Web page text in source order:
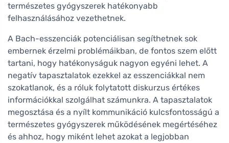
természetes gyógyszerek hatékonyabb
felhasználásához vezethetnek.
A Bach-esszenciák potenciálisan segíthetnek sok
embernek érzelmi problémáikban, de fontos szem előtt
tartani, hogy hatékonyságuk nagyon egyéni lehet. A
negatív tapasztalatok ezekkel az esszenciákkal nem
szokatlanok, és a róluk folytatott diskurzus értékes
információkkal szolgálhat számunkra. A tapasztalatok
megosztása és a nyílt kommunikáció kulcsfontosságú a
természetes gyógyszerek működésének megértéséhez
és ahhoz, hogy miként lehet azokat a legjobban